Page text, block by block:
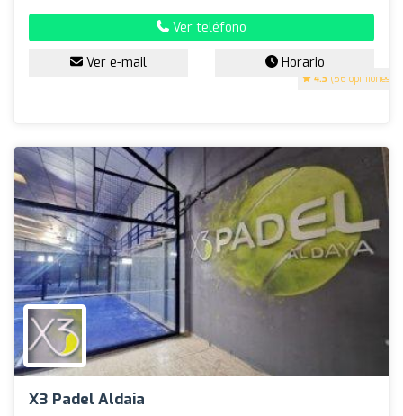
4.3 (56 opiniones)
Ver teléfono
Ver e-mail Horario
X3 Padel Aldaia